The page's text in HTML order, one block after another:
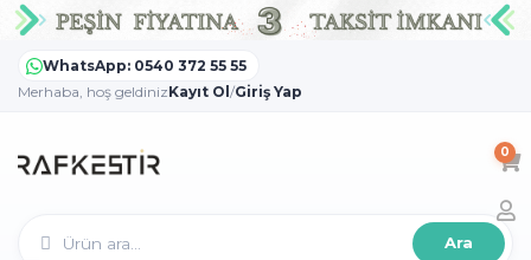
WhatsApp: 0540 372 55 55
Merhaba, hoş geldinizKayıt Ol /Giriş Yap
0
Ara